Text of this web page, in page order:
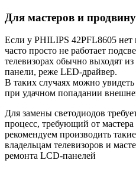
Для мастеров и
Если у PHILIPS 42PFL8605 нет
часто просто не работает
телевизорах обычно выходят
панели, реже LED-драйвер.
В таких случаях можно
при удачном попадании
Для замены светодиодов
процесс, требующий от
рекомендуем производить
владельцам телевизоров и
ремонта LCD-панелей